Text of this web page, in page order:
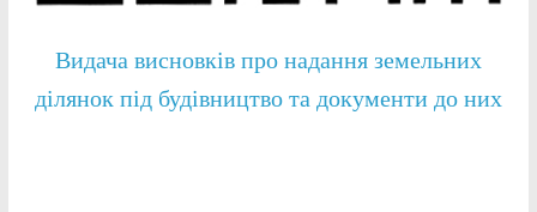
Видача висновків про надання земельних
ділянок під будівництво та документи до них